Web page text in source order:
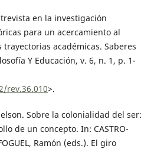
en la investigación
para un acercamiento al
académicas. Saberes
Y Educación, v. 6, n. 1, p. 1-
rev.36.010>.
Sobre la colonialidad del ser:
de un concepto. In: CASTRO-
Ramón (eds.). El giro